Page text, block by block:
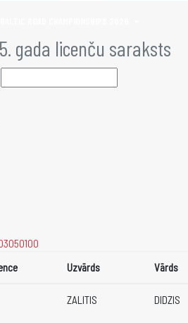
gada licenču saraksts
3050100
Uzvārds Vārds
ZALITIS DIDZIS